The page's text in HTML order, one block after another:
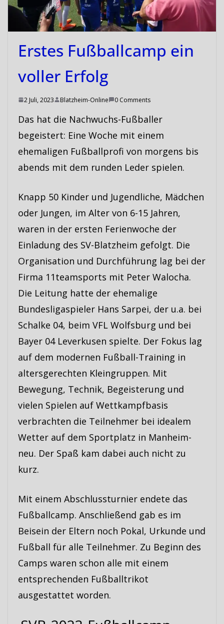
Erstes Fußballcamp ein
voller Erfolg
2 Juli, 2023 Blatzheim-Online 0 Comments
Das hat die Nachwuchs-Fußballer
begeistert: Eine Woche mit einem
ehemaligen Fußballprofi von morgens bis
abends mit dem runden Leder spielen.
Knapp 50 Kinder und Jugendliche, Mädchen
oder Jungen, im Alter von 6-15 Jahren,
waren in der ersten Ferienwoche der
Einladung des SV-Blatzheim gefolgt. Die
Organisation und Durchführung lag bei der
Firma 11teamsports mit Peter Walocha.
Die Leitung hatte der ehemalige
Bundesligaspieler Hans Sarpei, der u.a. bei
Schalke 04, beim VFL Wolfsburg und bei
Bayer 04 Leverkusen spielte. Der Fokus lag
auf dem modernen Fußball-Training in
altersgerechten Kleingruppen. Mit
Bewegung, Technik, Begeisterung und
vielen Spielen auf Wettkampfbasis
verbrachten die Teilnehmer bei idealem
Wetter auf dem Sportplatz in Manheim-
neu. Der Spaß kam dabei auch nicht zu
kurz.
Mit einem Abschlussturnier endete das
Fußballcamp. Anschließend gab es im
Beisein der Eltern noch Pokal, Urkunde und
Fußball für alle Teilnehmer. Zu Beginn des
Camps waren schon alle mit einem
entsprechenden Fußballtrikot
ausgestattet worden.